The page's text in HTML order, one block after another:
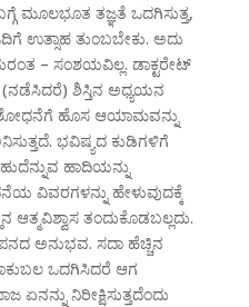
ಮೂಲಭೂತ ತಜ್ಞತೆ ಒದಗಿಸುತ್ತ,
ಉತ್ಸಾಹ ತುಂಬಬೇಕು. ಅದು
– ಸಂಶಯವಿಲ್ಲ. ಡಾಕ್ಟರೇಟ್
ಶಿಸ್ತಿನ ಅಧ್ಯಯನ
ಹೊಸ ಆಯಾಮವನ್ನು
ಭವಿಷ್ಯದ ಕುಡಿಗಳಿಗೆ
ಹಾದಿಯನ್ನು
ವಿವರಗಳನ್ನು ಹೇಳುವುದಕ್ಕೆ
ತಂದುಕೊಡಬಲ್ಲದು.
ಅನುಭವ. ಸದಾ ಹೆಚ್ಚಿನ
ಒದಗಿಸಿದರೆ ಆಗ
ನಿರೀಕ್ಷಿಸುತ್ತದೆಂದು